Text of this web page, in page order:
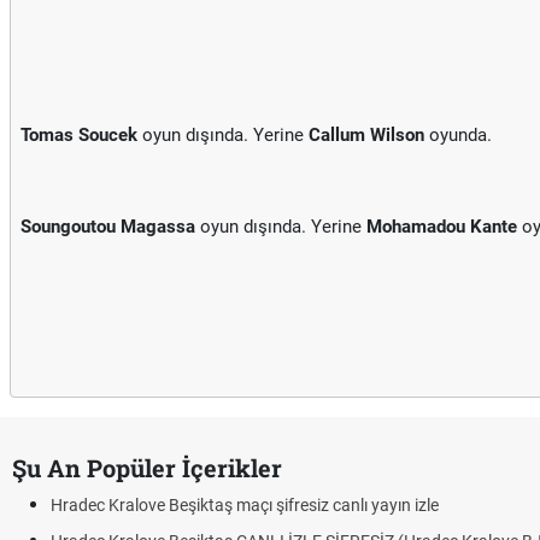
Tomas Soucek oyun dışında. Yerine Callum Wilson oyunda.
Soungoutou Magassa oyun dışında. Yerine Mohamadou Kante
Şu An Popüler İçerikler
Hradec Kralove Beşiktaş maçı şifresiz canlı yayın izle